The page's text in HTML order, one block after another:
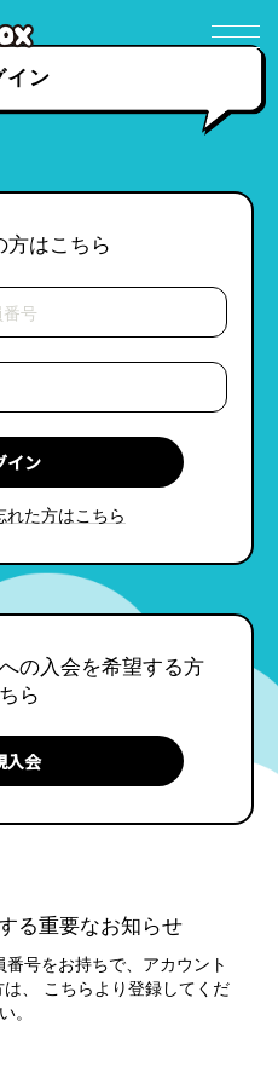
イン
方はこちら
た方はこちら
の入会を希望する方
ら
る重要なお知らせ
号をお持ちで、アカウント
、 こちらより登録してくだ
。